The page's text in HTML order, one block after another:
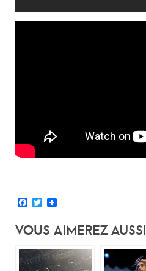
Facebook
Twitter
Vous Aimerez Aussi